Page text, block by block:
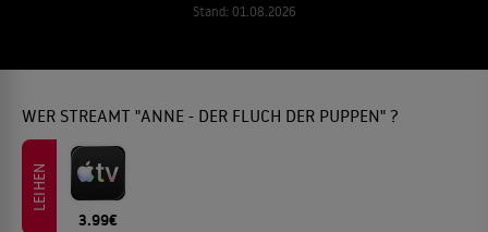
Stand: 01.08.2026
WER STREAMT "ANNE - DER FLUCH DER PUPPEN" ?
LEIHEN
3.99€